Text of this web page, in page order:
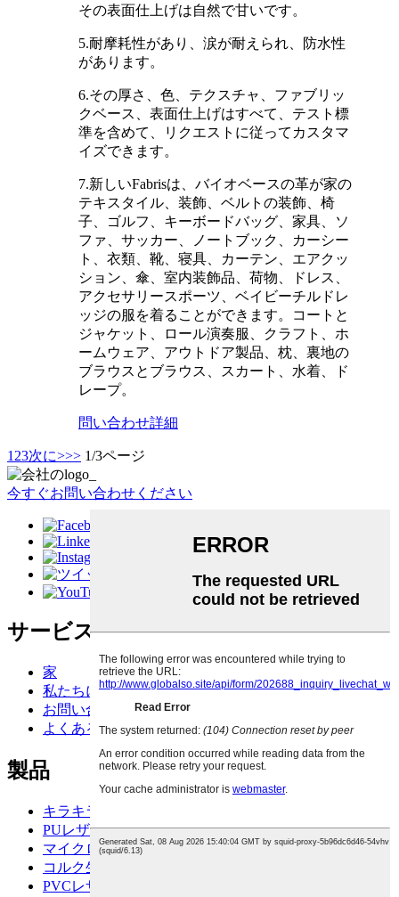
その表面仕上げは自然で甘いです。
5.耐摩耗性があり、涙が耐えられ、防水性
があります。
6.その厚さ、色、テクスチャ、ファブリッ
クベース、表面仕上げはすべて、テスト標
準を含めて、リクエストに従ってカスタマ
イズできます。
7.新しいFabrisは、バイオベースの革が家の
テキスタイル、装飾、ベルトの装飾、椅
子、ゴルフ、キーボードバッグ、家具、ソ
ファ、サッカー、ノートブック、カーシー
ト、衣類、靴、寝具、カーテン、エアクッ
ション、傘、室内装飾品、荷物、ドレス、
アクセサリースポーツ、ベイビーチルドレ
ッジの服を着ることができます。コートと
ジャケット、ロール演奏服、クラフト、ホ
ームウェア、アウトドア製品、枕、裏地の
ブラウスとブラウス、スカート、水着、ド
レープ。
問い合わせ詳細
1 23次に>>> 1/3ページ
今すぐお問い合わせください
サービス
家
私たちについて
お問い合わせ
よくある質問
製品
キラキラ生地
PUレザー
マイクロファイバーレザー
コルク生地
PVCレザー